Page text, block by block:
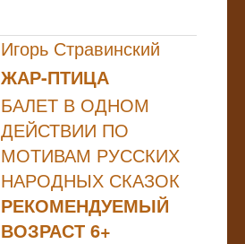
Игорь Стравинский
ЖАР-ПТИЦА
БАЛЕТ В ОДНОМ
ДЕЙСТВИИ ПО
МОТИВАМ РУССКИХ
НАРОДНЫХ СКАЗОК
РЕКОМЕНДУЕМЫЙ
ВОЗРАСТ 6+